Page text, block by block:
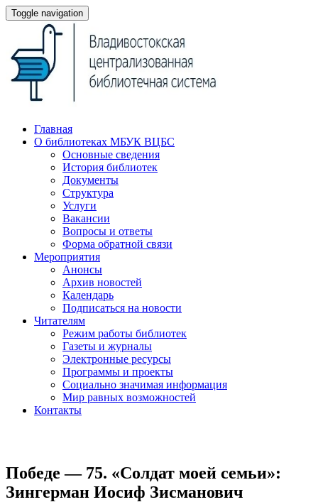
Toggle navigation
Главная
О библиотеках МБУК ВЦБС
Основные сведения
История библиотек
Документы
Структура
Услуги
Вакансии
Вопросы и ответы
Форма обратной связи
Мероприятия
Анонсы
Архив новостей
Календарь
Подписаться на новости
Читателям
Режим работы библиотек
Газеты и журналы
Электронные ресурсы
Программы и проекты
Социально значимая информация
Мир равных возможностей
Контакты
Победе — 75. «Солдат моей семьи»:
Зингерман Иосиф Зисманович